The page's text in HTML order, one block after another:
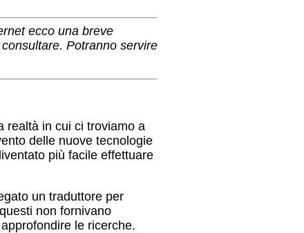
ecco una breve
Potranno servire
realtà in cui ci troviamo a
delle nuove tecnologie
più facile effettuare
un traduttore per
non fornivano
le ricerche.